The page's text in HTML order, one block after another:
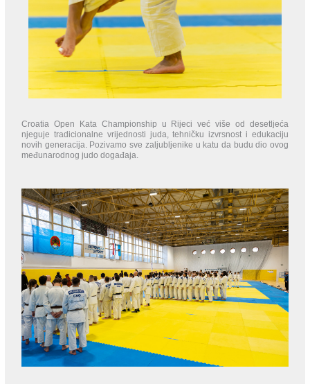
Croatia Open Kata Championship u Rijeci već više od desetljeća
njeguje tradicionalne vrijednosti juda, tehničku izvrsnost i edukaciju
novih generacija. Pozivamo sve zaljubljenike u katu da budu dio ovog
međunarodnog judo događaja.